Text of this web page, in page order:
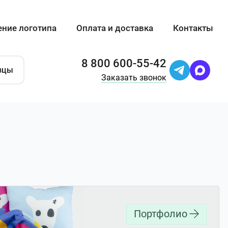
логотипа Оплата и доставка Контакты
8 800 600-55-42
Заказать звонок
Портфолио